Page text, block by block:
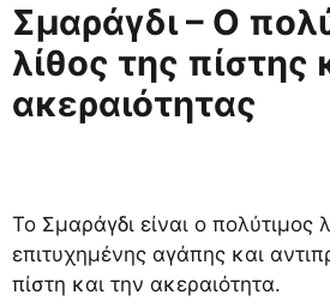
Σμαράγδι – Ο
λίθος της πίστης
ακεραιότητας
Το Σμαράγδι είναι ο πολύτιμος
επιτυχημένης αγάπης και
πίστη και την ακεραιότητα.